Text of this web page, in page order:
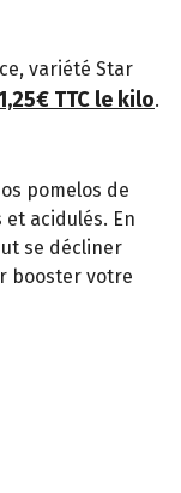
variété Star
TTC le kilo.
pomelos de
acidulés. En
se décliner
booster votre